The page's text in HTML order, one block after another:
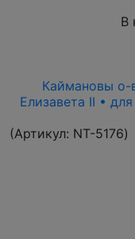
В
Каймановы о-
Елизавета II •
(Артикул: NT-5176)